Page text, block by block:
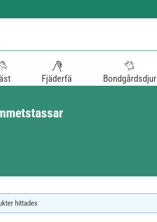
Fjäderfä Bondgårdsdjur
hittades